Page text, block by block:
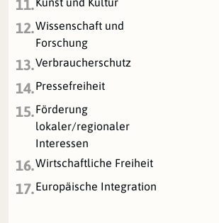
11.
12.Wissenschaft und
Forschung
13.Verbraucherschutz
14.Pressefreiheit
15.Förderung
lokaler/regionaler
Interessen
16.Wirtschaftliche Freiheit
17.Europäische Integration